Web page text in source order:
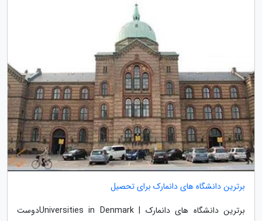
برترین دانشگاه های دانمارک برای تحصیل
برترین دانشگاه های دانمارک | Universities in Denmarkدوست